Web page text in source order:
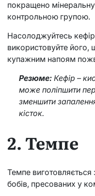
покращено мінеральну
контрольною групою.
Насолоджуйтесь
використовуйте його,
купажним напоям
Резюме: Кефір –
може поліпшити
зменшити
кісток.
2. Темпе
Темпе
бобів, пресованих у